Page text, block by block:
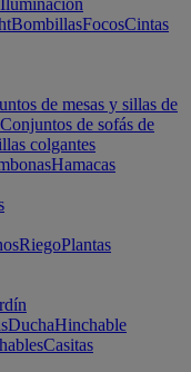
Iluminación
BombillasFocosCintas
de mesas y sillas de
Conjuntos de sofás de
colgantes
Hamacas
RiegoPlantas
DuchaHinchable
Casitas